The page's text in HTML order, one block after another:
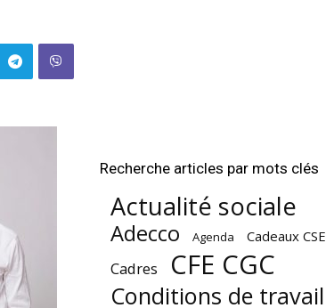
Recherche articles par mots clés
Actualité sociale
Adecco Agenda Cadeaux CSE
Cadres CFE CGC
Conditions de travail